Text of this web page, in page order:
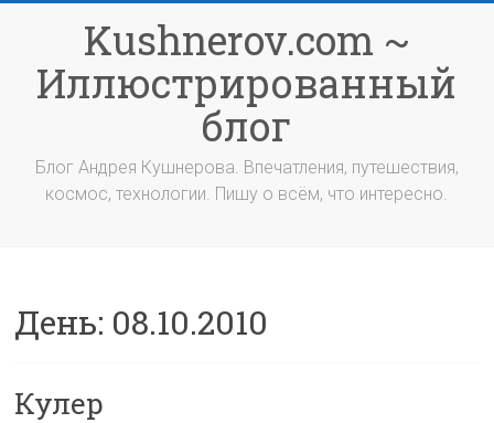
содержимомуKushnerov.com ~
Иллюстрированный
блог
Блог Андрея Кушнерова. Впечатления, путешествия,
космос, технологии. Пишу о всём, что интересно.
День: 08.10.2010
Кулер